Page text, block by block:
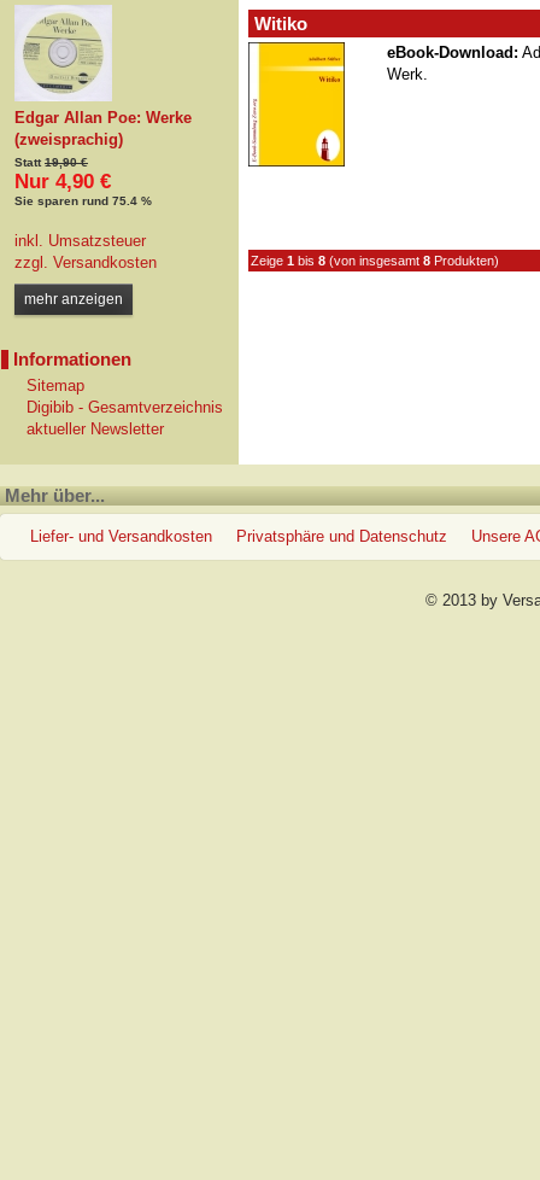
Edgar Allan Poe: Werke
(zweisprachig)
Statt19,90 €
Nur 4,90 €
Sie sparen rund 75.4 %
inkl. Umsatzsteuer
zzgl. Versandkosten
mehr anzeigen
Informationen
Sitemap
Digibib - Gesamtverzeichnis
aktueller Newsletter
Witiko
eBook-Download:
Werk.
Zeige 1 bis 8 (von insgesamt 8 Produkten)
Mehr über...
Liefer- und Versandkosten Privatsphäre und Datenschutz Unsere
© 2013 by